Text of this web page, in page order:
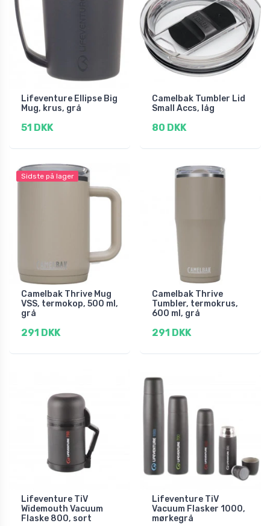
Lifeventure Ellipse Big
Mug, krus, grå
51 DKK
Camelbak Tumbler Lid
Small Accs, låg
80 DKK
Sidste på lager
Camelbak Thrive Mug
VSS, termokop, 500 ml,
grå
291 DKK
Camelbak Thrive
Tumbler, termokrus,
600 ml, grå
291 DKK
Lifeventure TiV
Widemouth Vacuum
Flaske 800, sort
Lifeventure TiV
Vacuum Flasker 1000,
mørkegrå